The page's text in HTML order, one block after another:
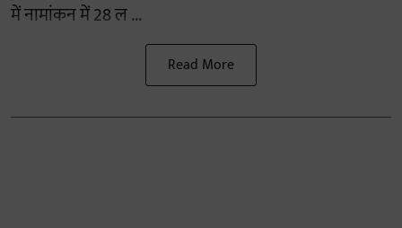
में नामांकन में 28 ल ...
Read More